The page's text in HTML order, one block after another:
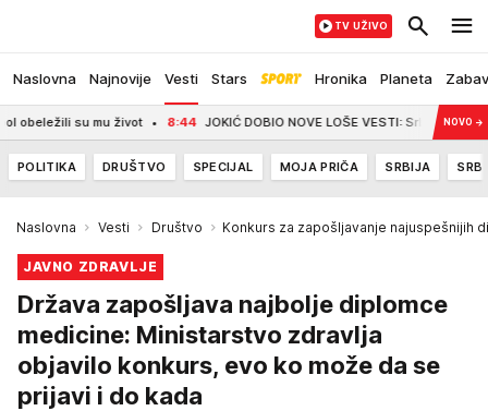
Naslovna Najnovije Vesti Stars Hronika Planeta
TV UŽIVO
su mu život 8:44 JOKIĆ DOBIO NOVE LOŠE VESTI: Srbin neće bitiNOVO →
POLITIKA DRUŠTVO SPECIJAL MOJA PRIČA SRBIJA
Naslovna Vesti Društvo Konkurs za zapošljavanje najuspešnijih
JAVNO ZDRAVLJE
Država zapošljava najbolje diplomce
medicine: Ministarstvo zdravlja
objavilo konkurs, evo ko može da se
prijavi i do kada